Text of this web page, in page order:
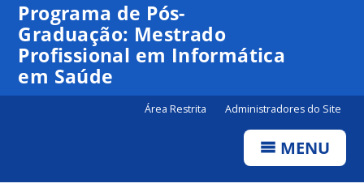
Programa de Pós-
Graduação: Mestrado
Profissional em Informática
em Saúde
Área Restrita Administradores do Site
MENU